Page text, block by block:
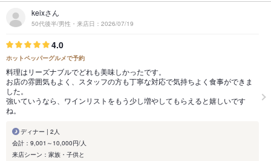
keixさん
50代後半/男性・来店日：2026/07/19
4.0
ホットペッパーグルメで予約
料理はリーズナブルでどれも美味しかったです。
お店の雰囲気もよく、スタッフの方も丁寧な対応で気持ちよく食事ができま
した。
強いていうなら、ワインリストをもう少し増やしてもらえると嬉しいです
ね。
ディナー | 2人
会計：9,001～10,000円/人
来店シーン：家族・子供と